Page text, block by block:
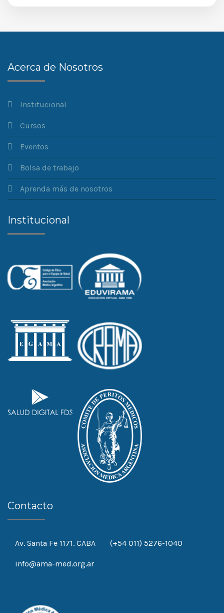
Acerca de Nosotros
Institucional
Cursos
Eventos
Bolsa de trabajo
Aprenda más de nosotros
Institucional
Contacto
Av. Santa Fe 1171. CABA (+54 011) 5276-1040
info@ama-med.org.ar